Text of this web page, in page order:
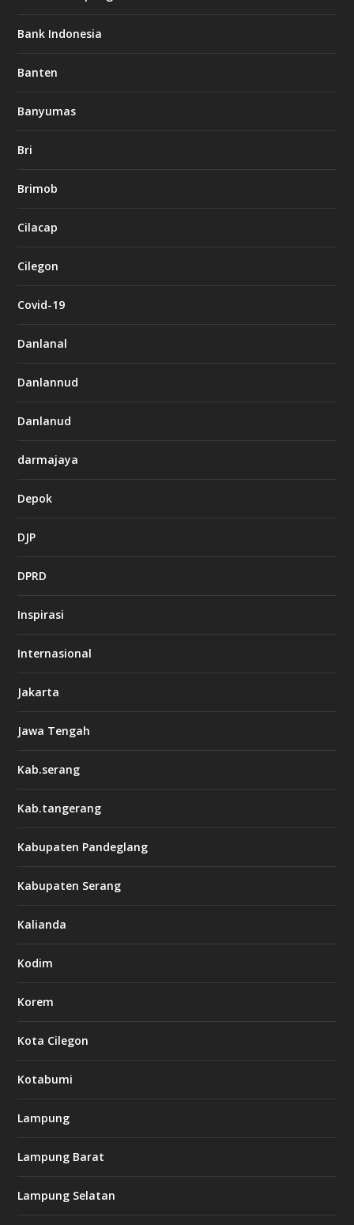
Bank Indonesia
Banten
Banyumas
Bri
Brimob
Cilacap
Cilegon
Covid-19
Danlanal
Danlannud
Danlanud
darmajaya
Depok
DJP
DPRD
Inspirasi
Internasional
Jakarta
Jawa Tengah
Kab.serang
Kab.tangerang
Kabupaten Pandeglang
Kabupaten Serang
Kalianda
Kodim
Korem
Kota Cilegon
Kotabumi
Lampung
Lampung Barat
Lampung Selatan